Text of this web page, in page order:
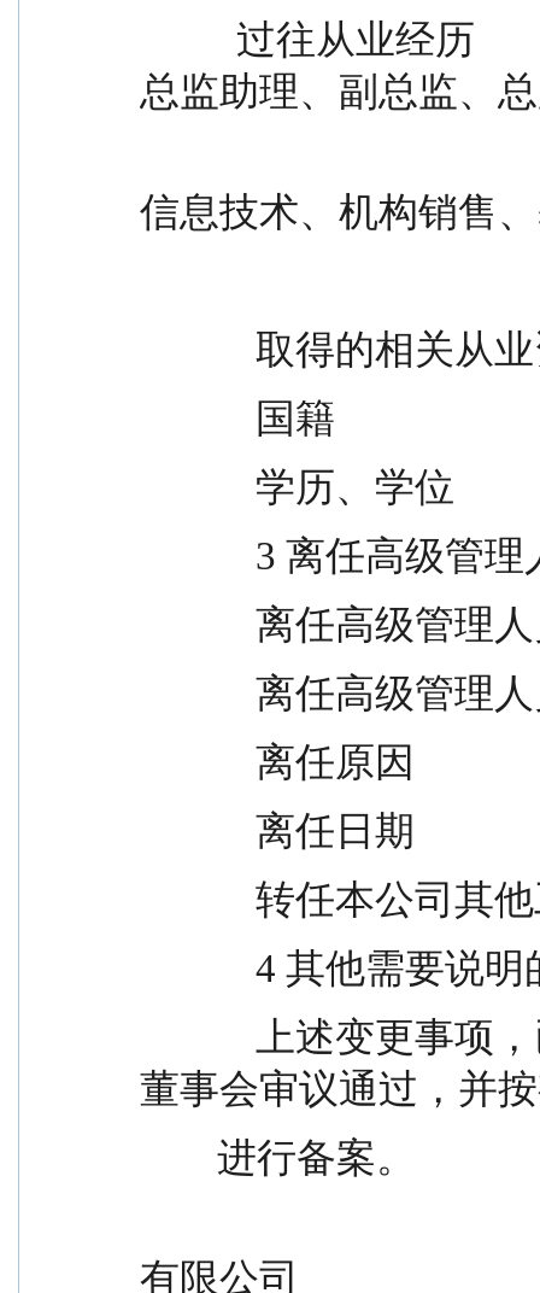
总监助理、副总监、
信息技术、机构销售
取得的相
国籍
学历、学位
3 离任
离任高级
离任高级管
离任原因
离任日期
转任本
4 其他需要
董事会审议通过，并
        进行备案。
有限公司